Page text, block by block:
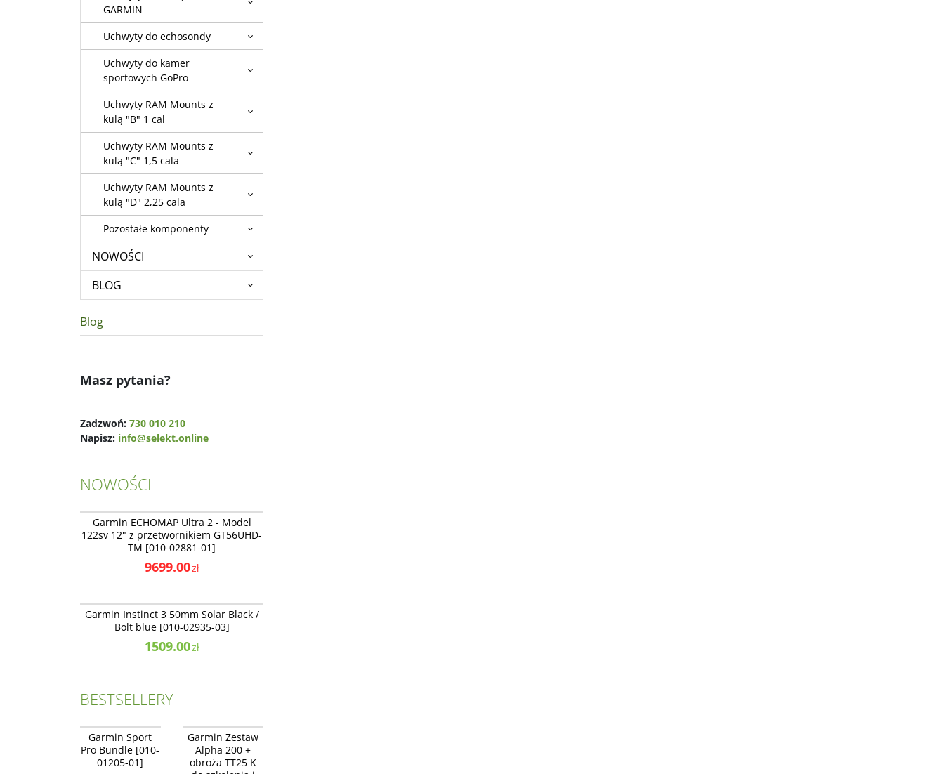
GARMIN
Uchwyty do echosondy
Uchwyty do kamer
sportowych GoPro
Uchwyty RAM Mounts z
kulą "B" 1 cal
Uchwyty RAM Mounts z
kulą "C" 1,5 cala
Uchwyty RAM Mounts z
kulą "D" 2,25 cala
Pozostałe komponenty
NOWOŚCI
BLOG
Blog
Masz pytania?
Zadzwoń: 730 010 210
Napisz: info@selekt.online
NOWOŚCI
NOWOŚĆ PROMOCJA NAJLEPSZE
Garmin ECHOMAP Ultra 2 - Model
122sv 12" z przetwornikiem GT56UHD-
TM [010-02881-01]
9699.00zł
NOWOŚĆ BESTSELLER NAJLEPSZE
Garmin Instinct 3 50mm Solar Black /
Bolt blue [010-02935-03]
1509.00zł
BESTSELLERY
BESTSELLER
NAJLEPSZE
Garmin Sport
Pro Bundle [010-
01205-01]
BESTSELLER
NAJLEPSZE
Garmin Zestaw
Alpha 200 +
obroża TT25 K